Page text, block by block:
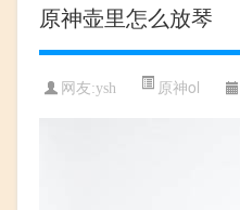
原神壶里怎么放琴
网友:ysh 原神ol